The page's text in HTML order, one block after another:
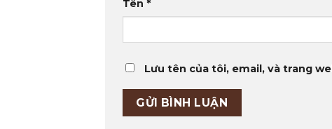
Tên *
Lưu tên của tôi, email, và trang